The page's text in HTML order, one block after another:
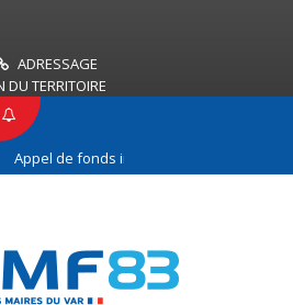
ADRESSAGE
DU TERRITOIRE
de fonds incendies de forêt